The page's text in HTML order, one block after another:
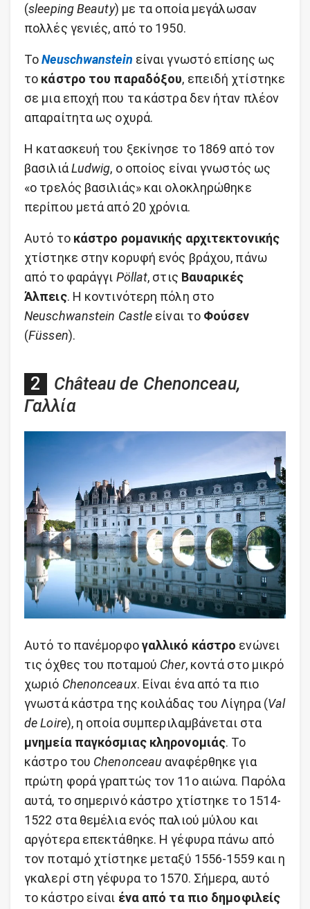
(sleeping Beauty) με τα οποία μεγάλωσαν
πολλές γενιές, από το 1950.
ΤοNeuschwanstein είναι γνωστό επίσης ως
το κάστρο του παραδόξου, επειδή χτίστηκε
σε μια εποχή που τα κάστρα δεν ήταν πλέον
απαραίτητα ως οχυρά.
Η κατασκευή του ξεκίνησε το 1869 από τον
βασιλιάLudwig, ο οποίος είναι γνωστός ως
«ο τρελός βασιλιάς» και ολοκληρώθηκε
περίπου μετά από 20 χρόνια.
Αυτό το κάστρο ρομανικής αρχιτεκτονικής
χτίστηκε στην κορυφή ενός βράχου, πάνω
από το φαράγγι Pöllat, στις Βαυαρικές
Άλπεις. Η κοντινότερη πόλη στο
Neuschwanstein Castle είναι το Φούσεν
(Füssen).
Château de Chenonceau,
Γαλλία
Αυτό το πανέμορφογαλλικό κάστρο ενώνει
τις όχθες του ποταμού Cher, κοντά στο μικρό
χωριό Chenonceaux. Είναι ένα από τα πιο
γνωστά κάστρα της κοιλάδας του Λίγηρα (Val
de Loire), η οποία συμπεριλαμβάνεται στα
μνημεία παγκόσμιας κληρονομιάς. Το
κάστρο του Chenonceau αναφέρθηκε για
πρώτη φορά γραπτώς τον 11ο αιώνα. Παρόλα
αυτά, το σημερινό κάστρο χτίστηκε το 1514-
1522 στα θεμέλια ενός παλιού μύλου και
αργότερα επεκτάθηκε. Η γέφυρα πάνω από
τον ποταμό χτίστηκε μεταξύ 1556-1559 και η
γκαλερί στη γέφυρα το 1570. Σήμερα, αυτό
το κάστρο είναι ένα από τα πιο δημοφιλείς